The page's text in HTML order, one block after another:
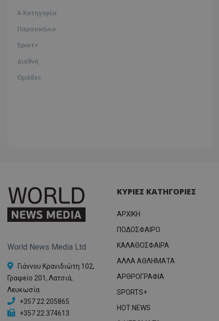
Α Κατηγορία
Παρασκήνιο
Sport+
Διεθνή
Ομάδες
World News Media Ltd
Γιάννου Κρανιδιώτη 102,
Γραφείο 201, Λατσιά,
Λευκωσία
+357 22 205865
+357 22 374613
ΚΥΡΙΕΣ ΚΑΤΗΓΟΡΙΕΣ
ΑΡΧΙΚΗ
ΠΟΔΟΣΦΑΙΡΟ
ΚΑΛΑΘΟΣΦΑΙΡΑ
ΑΛΛΑ ΑΘΛΗΜΑΤΑ
ΑΡΘΡΟΓΡΑΦΙΑ
SPORTS+
HOT NEWS